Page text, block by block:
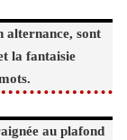
alternance, sont
la fantaisie
au plafond